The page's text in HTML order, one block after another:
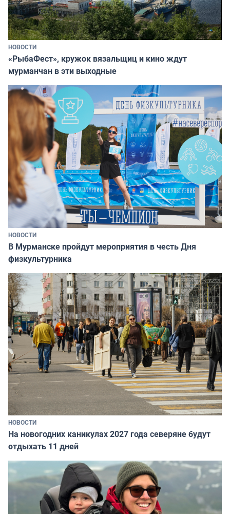
НОВОСТИ
«РыбаФест», кружок вязальщиц и кино ждут
мурманчан в эти выходные
НОВОСТИ
В Мурманске пройдут мероприятия в честь Дня
физкультурника
НОВОСТИ
На новогодних каникулах 2027 года северяне будут
отдыхать 11 дней